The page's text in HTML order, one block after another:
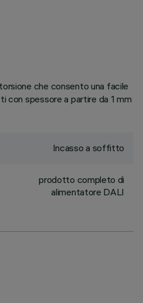
che consento una facile
con spessore a partire da 1 mm
Incasso a soffitto
prodotto completo di
alimentatore DALI